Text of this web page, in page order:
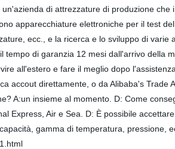
di attrezzature di produzione
apparecchiature elettroniche per il test
ecc., e la ricerca e lo sviluppo di
tempo di garanzia 12 mesi dall'arrivo della
all'estero e fare il meglio dopo
accout direttamente, o da Alibaba's
A:un insieme al momento. D: Come
Express, Air e Sea. D: È possibile
gamma di temperatura, pressione,